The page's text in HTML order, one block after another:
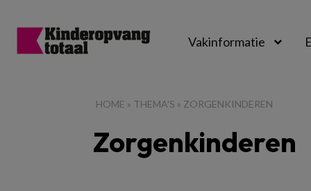
Vakinformatie
HOME » THEMA'S » ZORGENKINDEREN
Zorgenkinderen